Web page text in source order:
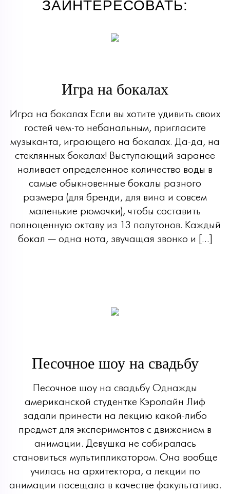
ЗАИНТЕРЕСОВАТЬ:
Игра на бокалах
Игра на бокалах Если вы хотите удивить своих
гостей чем-то небанальным, пригласите
музыканта, играющего на бокалах. Да-да, на
стеклянных бокалах! Выступающий заранее
наливает определенное количество воды в
самые обыкновенные бокалы разного
размера (для бренди, для вина и совсем
маленькие рюмочки), чтобы составить
полноценную октаву из 13 полутонов. Каждый
бокал — одна нота, звучащая звонко и […]
Песочное шоу на свадьбу
Песочное шоу на свадьбу Однажды
американской студентке Кэролайн Лиф
задали принести на лекцию какой-либо
предмет для экспериментов с движением в
анимации. Девушка не собиралась
становиться мультипликатором. Она вообще
училась на архитектора, а лекции по
анимации посещала в качестве факультатива.